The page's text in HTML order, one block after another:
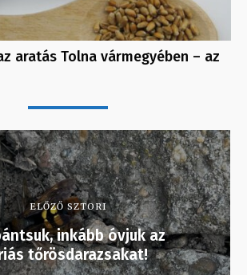
aratás Tolna vármegyében – az
ELŐZŐ SZTORI
inkább óvjuk az
tőrösdarazsakat!